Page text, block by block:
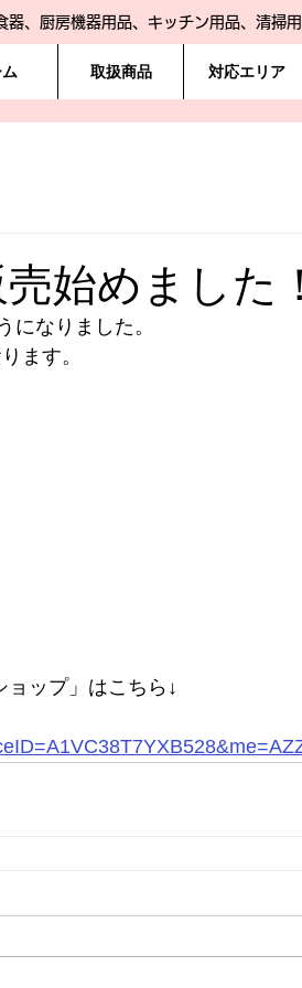
器、厨房機器用品、キッチン用品、清掃
取扱商品 対応エリア
始めました！
になりました。
ます。
ョップ」はこちら↓